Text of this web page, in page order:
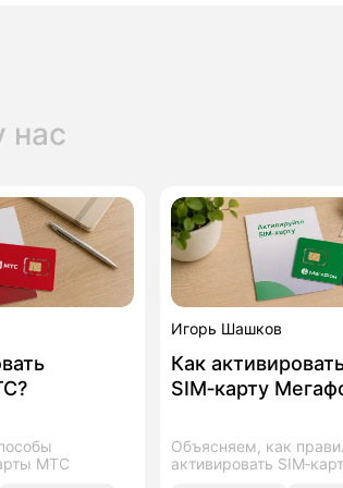
нас
МТС
Игорь Шашков
Как
SIM‑карту
Объясняем, как
активировать